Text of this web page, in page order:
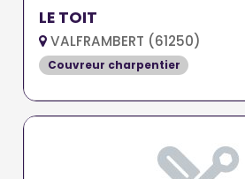
LE TOIT
VALFRAMBERT (61250)
Couvreur charpentier